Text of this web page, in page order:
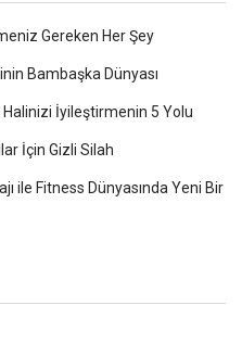
Gereken Her Şey
Bambaşka Dünyası
Halinizi İyileştirmenin 5 Yolu
İçin Gizli Silah
ile Fitness Dünyasında Yeni Bir